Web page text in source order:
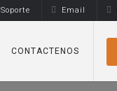
Soporte Email
CONTACTENOS